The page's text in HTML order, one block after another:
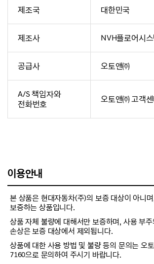
제조국 대한민국
제조사 NVH플로어시
공급사 오토앤㈜
A/S 책임자와
전화번호
오토앤㈜ 고객
이용안내
본 상품은 현대자동차(주)의 보증 대상이 아니
보증하는 상품입니다.
상품 자체 불량에 대해서만 보증하며, 사용 부
손상은 보증 대상에서 제외됩니다.
상품에 대한 사용 방법 및 불량 등의 문의는 오
7160으로 문의하여 주시기 바랍니다.